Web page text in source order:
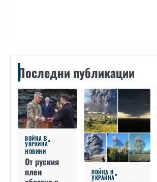
Последни публикации
ВОЙНА В
УКРАЙНА
НОВИНИ
От руския
плен
ВОЙНА В
УКРАЙНА